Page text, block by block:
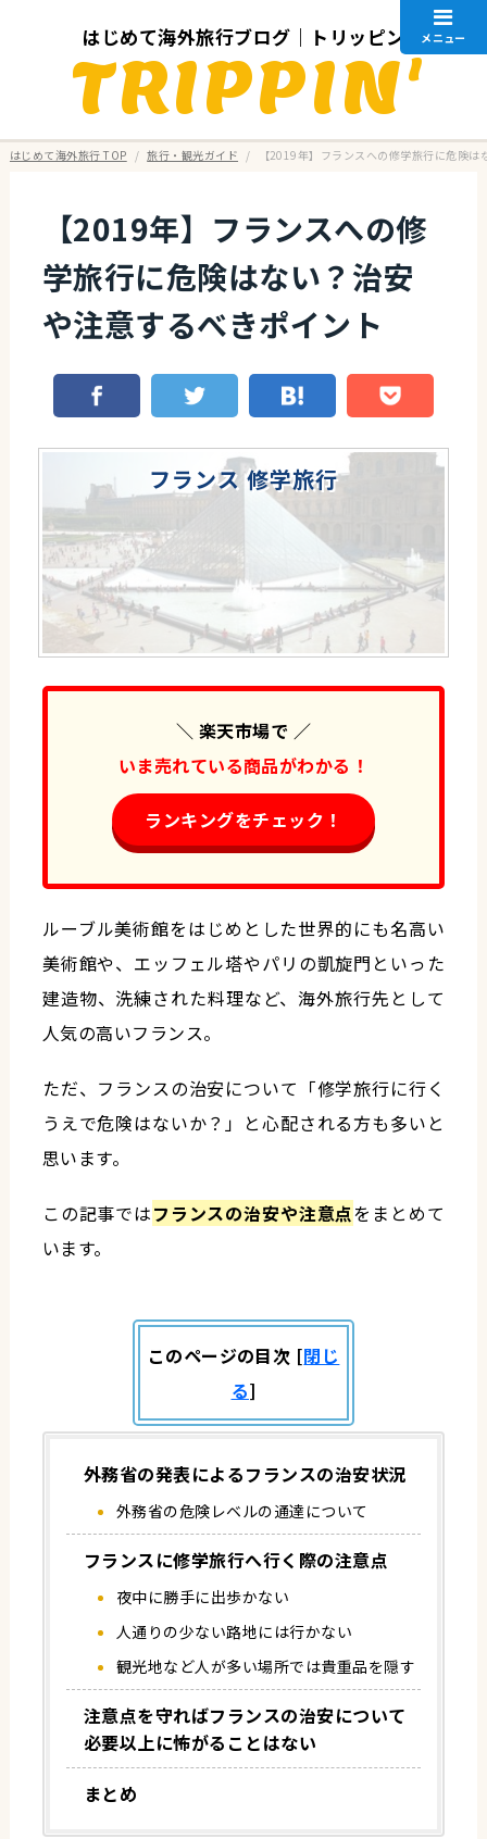
はじめて海外旅行ブログ｜トリッピン
TRIPPIN'
はじめて海外旅行 TOP / 旅行・観光ガイド / 【2019年】フランスへの修学旅行に危険
【2019年】フランスへの修
学旅行に危険はない？治安
や注意するべきポイント
フランス 修学旅行
＼ 楽天市場で ／
いま売れている商品がわかる！
ランキングをチェック！
ルーブル美術館をはじめとした世界的にも名高い
美術館や、エッフェル塔やパリの凱旋門といった
建造物、洗練された料理など、海外旅行先として
人気の高いフランス。
ただ、フランスの治安について「修学旅行に行く
うえで危険はないか？」と心配される方も多いと
思います。
この記事ではフランスの治安や注意点をまとめて
います。
このページの目次 [閉じ
る]
外務省の発表によるフランスの治安状況
外務省の危険レベルの通達について
フランスに修学旅行へ行く際の注意点
夜中に勝手に出歩かない
人通りの少ない路地には行かない
観光地など人が多い場所では貴重品を隠す
注意点を守ればフランスの治安について
必要以上に怖がることはない
まとめ
メニュー